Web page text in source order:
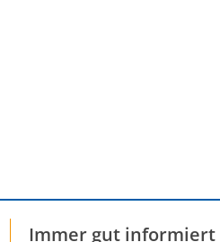
Immer gut informiert